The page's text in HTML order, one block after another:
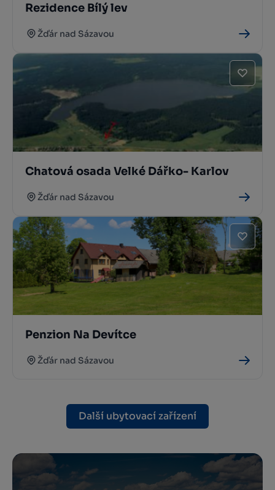
Rezidence Bílý lev
Žďár nad Sázavou
Chatová osada Velké Dářko- Karlov
Žďár nad Sázavou
Penzion Na Devítce
Žďár nad Sázavou
Další ubytovací zařízení